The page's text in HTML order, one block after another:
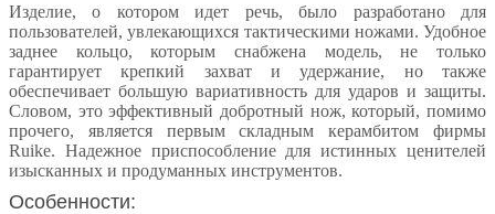
Изделие, о котором идет речь, было разработано для
пользователей, увлекающихся тактическими ножами. Удобное
заднее кольцо, которым снабжена модель, не только
гарантирует крепкий захват и удержание, но также
обеспечивает большую вариативность для ударов и защиты.
Словом, это эффективный добротный нож, который, помимо
прочего, является первым складным керамбитом фирмы
Ruike. Надежное приспособление для истинных ценителей
изысканных и продуманных инструментов.
Особенности: